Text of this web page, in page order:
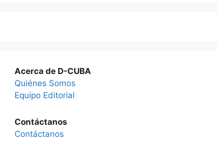
Acerca de D-CUBA
Quiénes Somos
Equipo Editorial
Contáctanos
Contáctanos